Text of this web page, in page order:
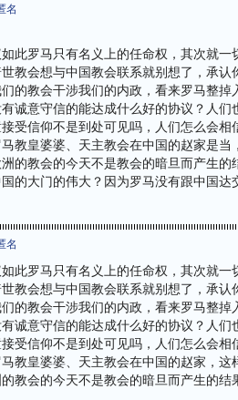
名
此罗马只有名义上的任命权，其次就
教会想与中国教会联系就别想了，承
的教会干涉我们的内政，看来罗马整掉
诚意守信的能达成什么好的协议？人
接受信仰不是到处可见吗，人们怎么会相
教皇婆婆、天主教会在中国的赵家是
的教会的今天不是教会的暗旦而产生
的大门的伟大？因为罗马没有跟中国达
名
此罗马只有名义上的任命权，其次就
教会想与中国教会联系就别想了，承
的教会干涉我们的内政，看来罗马整掉
诚意守信的能达成什么好的协议？人
接受信仰不是到处可见吗，人们怎么会相
教皇婆婆、天主教会在中国的赵家，
教会的今天不是教会的暗旦而产生的结